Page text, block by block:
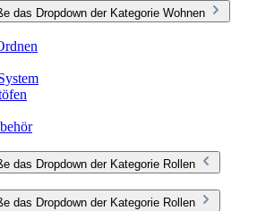
das Dropdown der Kategorie Wohnen
das Dropdown der Kategorie Rollen
das Dropdown der Kategorie Rollen